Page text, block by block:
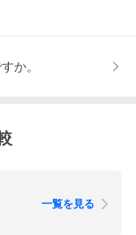
か。
一覧を見る